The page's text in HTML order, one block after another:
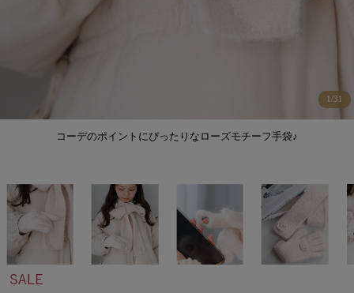
コーデのポイントにぴったりなローズモチーフ手袋♪
1/31